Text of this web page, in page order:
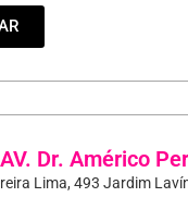
Dr. Américo
Lima, 493 Jardim